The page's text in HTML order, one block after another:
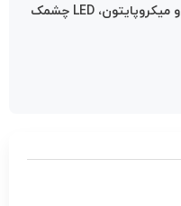
گام نهایی: اولین پروژه با ESP32 و میکروپایتون، LED چشمک